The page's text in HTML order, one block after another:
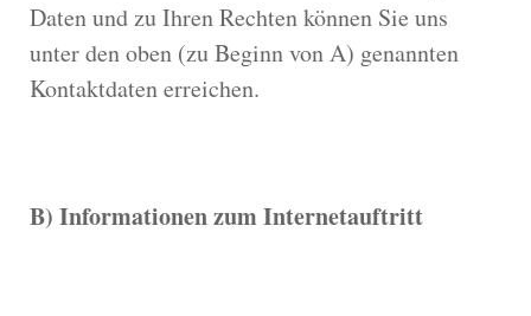
Daten und zu Ihren Rechten können Sie uns
unter den oben (zu Beginn von A) genannten
Kontaktdaten erreichen.
B) Informationen zum Internetauftritt